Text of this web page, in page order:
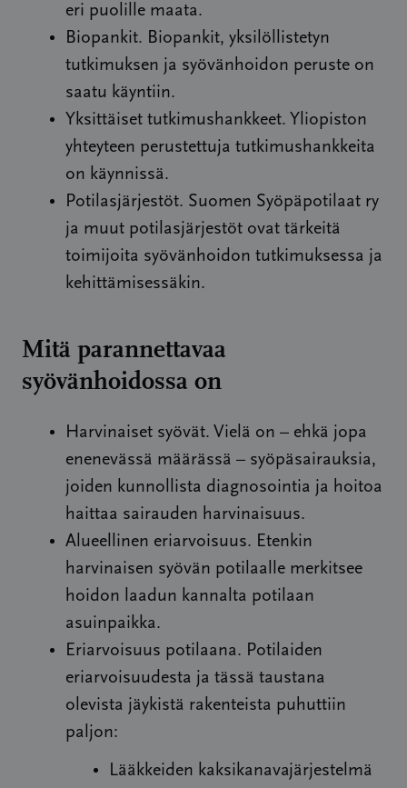
eri puolille maata.
Biopankit. Biopankit, yksilöllistetyn
tutkimuksen ja syövänhoidon peruste on
saatu käyntiin.
Yksittäiset tutkimushankkeet. Yliopiston
yhteyteen perustettuja tutkimushankkeita
on käynnissä.
Potilasjärjestöt. Suomen Syöpäpotilaat ry
ja muut potilasjärjestöt ovat tärkeitä
toimijoita syövänhoidon tutkimuksessa ja
kehittämisessäkin.
Mitä parannettavaa
syövänhoidossa on
Harvinaiset syövät. Vielä on – ehkä jopa
enenevässä määrässä – syöpäsairauksia,
joiden kunnollista diagnosointia ja hoitoa
haittaa sairauden harvinaisuus.
Alueellinen eriarvoisuus. Etenkin
harvinaisen syövän potilaalle merkitsee
hoidon laadun kannalta potilaan
asuinpaikka.
Eriarvoisuus potilaana. Potilaiden
eriarvoisuudesta ja tässä taustana
olevista jäykistä rakenteista puhuttiin
paljon:
Lääkkeiden kaksikanavajärjestelmä